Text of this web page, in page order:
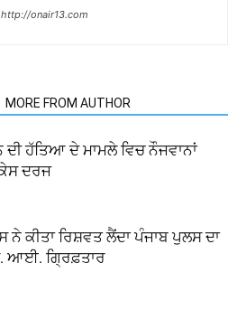
http://onair13.com
MORE FROM AUTHOR
ਦੀ ਹੱਤਿਆ ਦੇ ਮਾਮਲੇ ਵਿਚ ਨੌਜਵਾਨਾਂ
ਦਰਜ
ਨੇ ਕੀਤਾ ਰਿਸ਼ਵਤ ਲੈਂਦਾ ਪੰਜਾਬ ਪੁਲਸ ਦਾ
ਆਈ. ਗ੍ਰਿਫ਼ਤਾਰ